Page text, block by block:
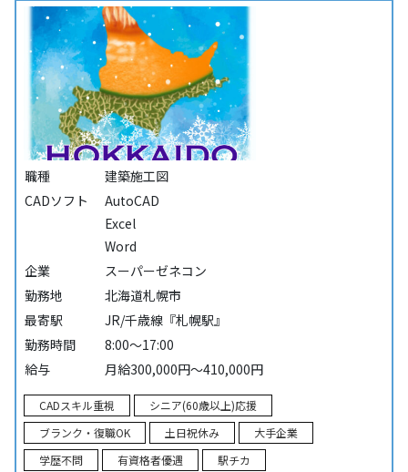
職種
建築施工図
CADソフト
AutoCAD
Excel
Word
企業
スーパーゼネコン
勤務地
北海道札幌市
最寄駅
JR/千歳線『札幌駅』
勤務時間
8:00～17:00
給与
月給300,000円～410,000円
CADスキル重視
シニア(60歳以上)応援
ブランク・復職OK
土日祝休み
大手企業
学歴不問
有資格者優遇 駅チカ